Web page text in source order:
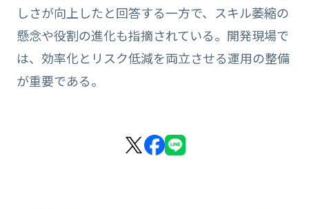
しさが向上したと回答する一方で、スキル萎縮の
懸念や役割の進化も指摘されている。開発現場で
は、効率化とリスク低減を両立させる運用の整備
が重要である。